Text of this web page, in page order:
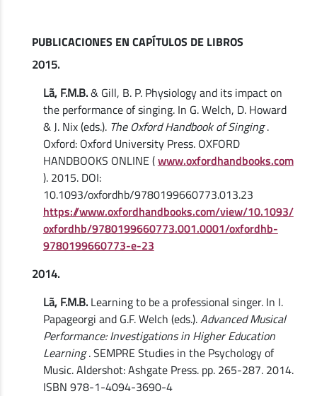
PUBLICACIONES EN CAPÍTULOS DE LIBROS
2015.
Lã, F.M.B.& Gill, B. P. Physiology and its impact on
the performance of singing. In G. Welch, D. Howard
& J. Nix (eds.). The Oxford Handbook of Singing.
Oxford: Oxford University Press. OXFORD
HANDBOOKS ONLINE (www.oxfordhandbooks.com
). 2015. DOI:
10.1093/oxfordhb/9780199660773.013.23
https://www.oxfordhandbooks.com/view/10.1093/
oxfordhb/9780199660773.001.0001/oxfordhb-
9780199660773-e-23
2014.
Lã, F.M.B. Learning to be a professional singer. In I.
Papageorgi and G.F. Welch (eds.).Advanced Musical
Performance: Investigations in Higher Education
Learning. SEMPRE Studies in the Psychology of
Music. Aldershot: Ashgate Press. pp. 265-287. 2014.
ISBN 978-1-4094-3690-4